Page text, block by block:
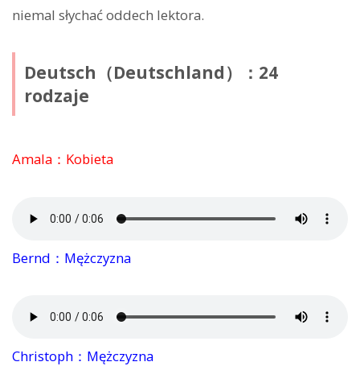
niemal słychać oddech lektora.
Deutsch（Deutschland）：24
rodzaje
Amala：Kobieta
Bernd：Mężczyzna
Christoph：Mężczyzna